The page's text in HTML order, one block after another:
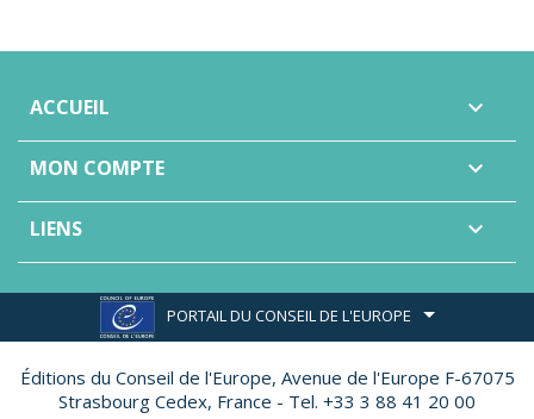
ACCUEIL 
MON COMPTE 
LIENS 
PORTAIL DU CONSEIL DE L'EUROPE
Éditions du Conseil de l'Europe, Avenue de l'Europe F-67075
Strasbourg Cedex, France - Tel. +33 3 88 41 20 00